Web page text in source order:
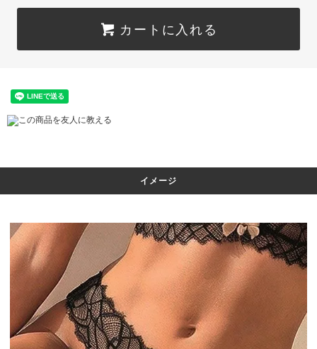
カートに入れる
この商品を友人に教える
イメージ